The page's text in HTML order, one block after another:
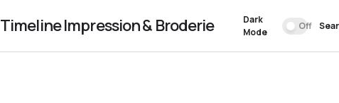
Timeline Impression & Broderie
Dark
Mode
Off